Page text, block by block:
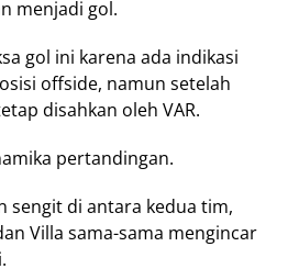
menjadi gol.
gol ini karena ada indikasi
offside, namun setelah
disahkan oleh VAR.
pertandingan.
sengit di antara kedua tim,
Villa sama-sama mengincar